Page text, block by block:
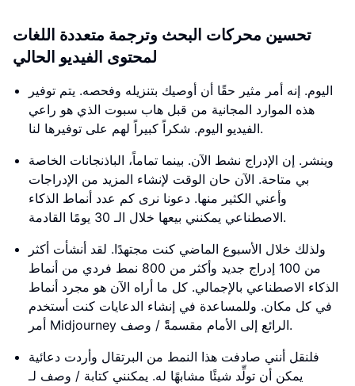
تحسين محركات البحث وترجمة متعددة اللغات
لمحتوى الفيديو الحالي
اليوم. إنه أمر مثير حقًا أن أوصيك بتنزيله وفحصه. يتم توفير
هذه الموارد المجانية من قبل هاب سبوت الذي هو راعي
الفيديو اليوم. شكراً كبيراً لهم على توفيرها لنا.
وينشر. إن الإدراج نشط الآن. بينما تماماً، الباذنجانات الخاصة
بي متاحة. الآن حان الوقت لإنشاء المزيد من الإدراجات
وأعني الكثير منها. دعونا نرى كم عدد أنماط الذكاء
الاصطناعي يمكنني بيعها خلال الـ 30 يومًا القادمة.
ولذلك خلال الأسبوع الماضي كنت مجتهدًا. لقد أنشأت أكثر
من 100 إدراج جديد وأكثر من 800 نمط فردي من أنماط
الذكاء الاصطناعي بالإجمالي. كل ما أراه الآن هو مجرد أنماط
في كل مكان. وللمساعدة في إنشاء الدعايات كنت أستخدم
أمر Midjourney الرائع إلى الأمام مقسمةًً / وصف.
فلنقل أنني صادفت هذا النمط من البرتقال وأردت دعائية
يمكن أن تولِّد شيئًا مشابهًا له. يمكنني كتابة / وصف لـ